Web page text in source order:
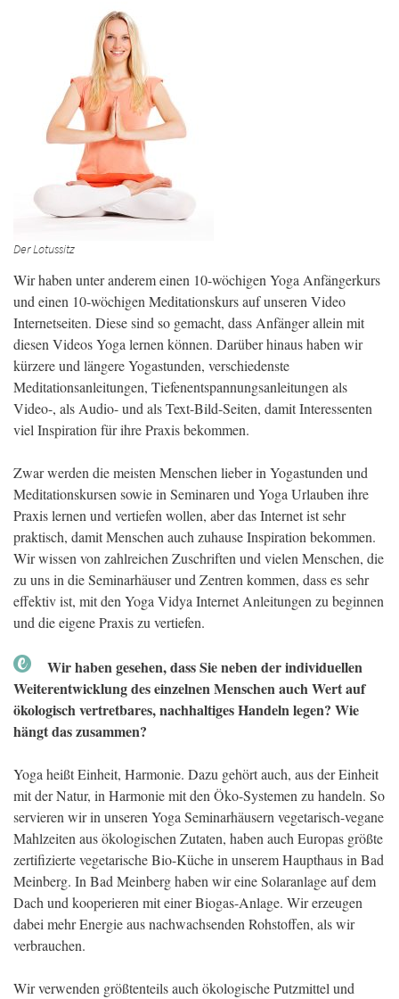
Der Lotussitz
Wir haben unter anderem einen 10-wöchigen Yoga Anfängerkurs
und einen 10-wöchigen Meditationskurs auf unseren Video
Internetseiten. Diese sind so gemacht, dass Anfänger allein mit
diesen Videos Yoga lernen können. Darüber hinaus haben wir
kürzere und längere Yogastunden, verschiedenste
Meditationsanleitungen, Tiefenentspannungsanleitungen als
Video-, als Audio- und als Text-Bild-Seiten, damit Interessenten
viel Inspiration für ihre Praxis bekommen.
Zwar werden die meisten Menschen lieber in Yogastunden und
Meditationskursen sowie in Seminaren und Yoga Urlauben ihre
Praxis lernen und vertiefen wollen, aber das Internet ist sehr
praktisch, damit Menschen auch zuhause Inspiration bekommen.
Wir wissen von zahlreichen Zuschriften und vielen Menschen, die
zu uns in die Seminarhäuser und Zentren kommen, dass es sehr
effektiv ist, mit den Yoga Vidya Internet Anleitungen zu beginnen
und die eigene Praxis zu vertiefen.
Wir haben gesehen, dass Sie neben der individuellen
Weiterentwicklung des einzelnen Menschen auch Wert auf
ökologisch vertretbares, nachhaltiges Handeln legen? Wie
hängt das zusammen?
Yoga heißt Einheit, Harmonie. Dazu gehört auch, aus der Einheit
mit der Natur, in Harmonie mit den Öko-Systemen zu handeln. So
servieren wir in unseren Yoga Seminarhäusern vegetarisch-vegane
Mahlzeiten aus ökologischen Zutaten, haben auch Europas größte
zertifizierte vegetarische Bio-Küche in unserem Haupthaus in Bad
Meinberg. In Bad Meinberg haben wir eine Solaranlage auf dem
Dach und kooperieren mit einer Biogas-Anlage. Wir erzeugen
dabei mehr Energie aus nachwachsenden Rohstoffen, als wir
verbrauchen.
Wir verwenden größtenteils auch ökologische Putzmittel und